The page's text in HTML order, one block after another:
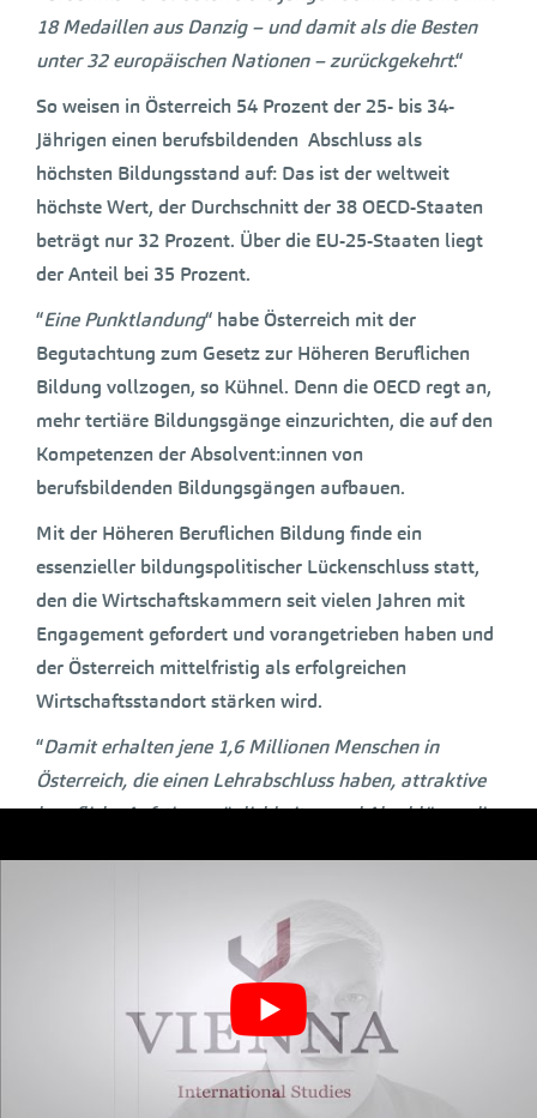
18 Medaillen aus Danzig – und damit als die Besten
unter 32 europäischen Nationen – zurückgekehrt.“
So weisen in Österreich 54 Prozent der 25- bis 34-
Jährigen einen berufsbildenden Abschluss als
höchsten Bildungsstand auf: Das ist der weltweit
höchste Wert, der Durchschnitt der 38 OECD-Staaten
beträgt nur 32 Prozent. Über die EU-25-Staaten liegt
der Anteil bei 35 Prozent.
“Eine Punktlandung“ habe Österreich mit der
Begutachtung zum Gesetz zur Höheren Beruflichen
Bildung vollzogen, so Kühnel. Denn die OECD regt an,
mehr tertiäre Bildungsgänge einzurichten, die auf den
Kompetenzen der Absolvent:innen von
berufsbildenden Bildungsgängen aufbauen.
Mit der Höheren Beruflichen Bildung finde ein
essenzieller bildungspolitischer Lückenschluss statt,
den die Wirtschaftskammern seit vielen Jahren mit
Engagement gefordert und vorangetrieben haben und
der Österreich mittelfristig als erfolgreichen
Wirtschaftsstandort stärken wird.
“Damit erhalten jene 1,6 Millionen Menschen in
Österreich, die einen Lehrabschluss haben, attraktive
berufliche Aufstiegsmöglichkeiten und Abschlüsse, die
Bildung stellt einen echten Meilenstein für Österreich
dar. Aus Sicht der Wirtschaft ist das die größte
bildungspolitische Errungenschaft seit 30 Jahren, seit
der Schaffung der Fachhochschulen.“
Die OECD hält darüber hinaus eine Verbesserung der
Durchlässigkeit zwischen der beruflichen Bildung und